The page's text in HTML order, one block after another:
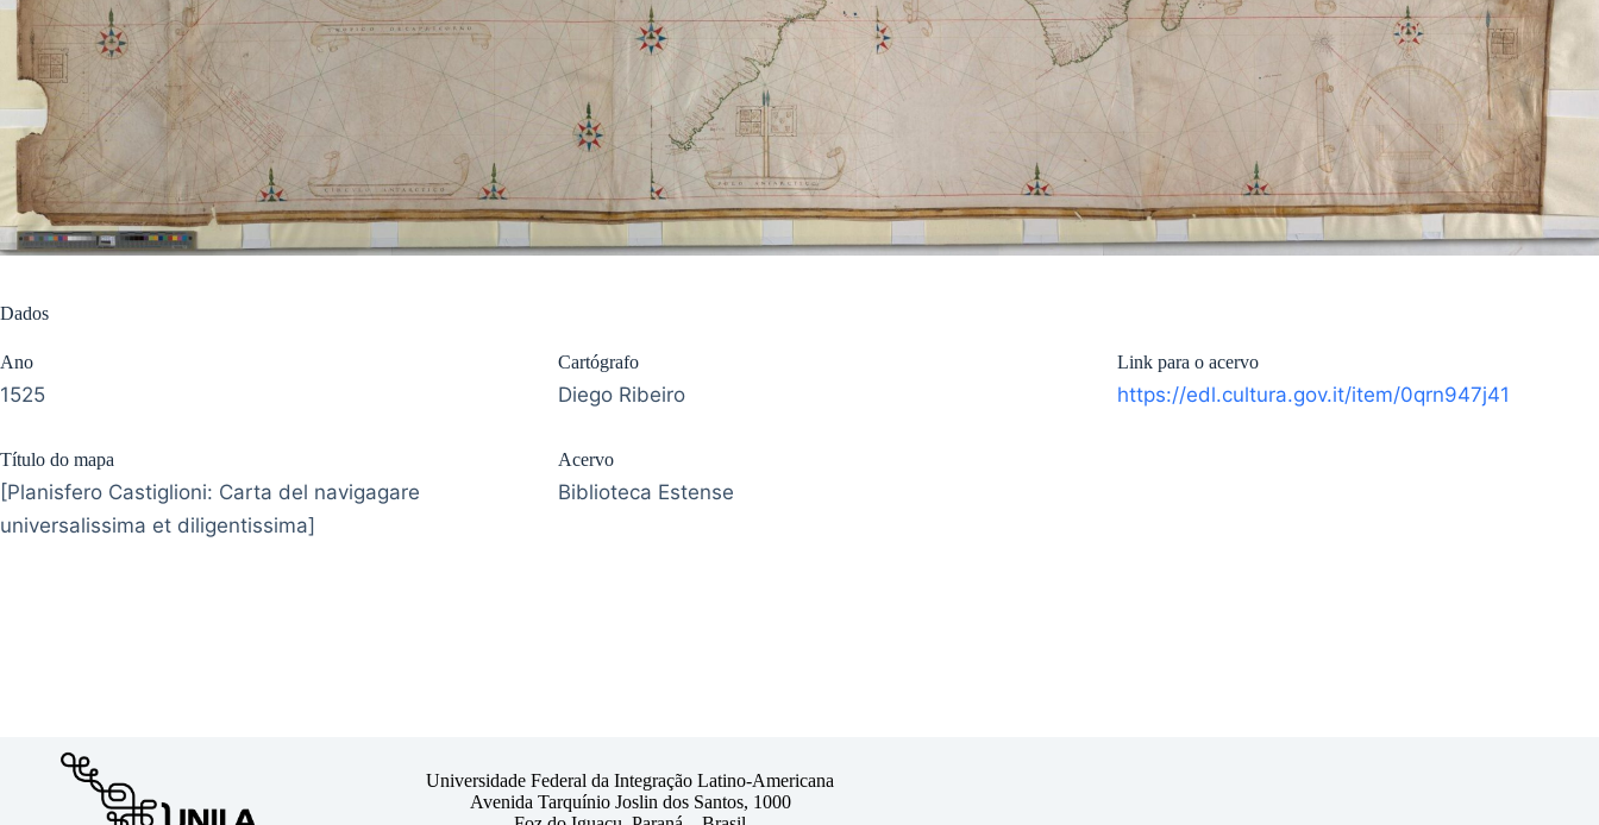
Dados
Ano
1525
Título do mapa
[Planisfero Castiglioni: Carta del navigagare
universalissima et diligentissima]
Cartógrafo
Diego Ribeiro
Acervo
Biblioteca Estense
Link para o acervo
https://edl.cultura.gov.it/item/0qrn947j41
Universidade Federal da Integração Latino-Americana
Avenida Tarquínio Joslin dos Santos, 1000